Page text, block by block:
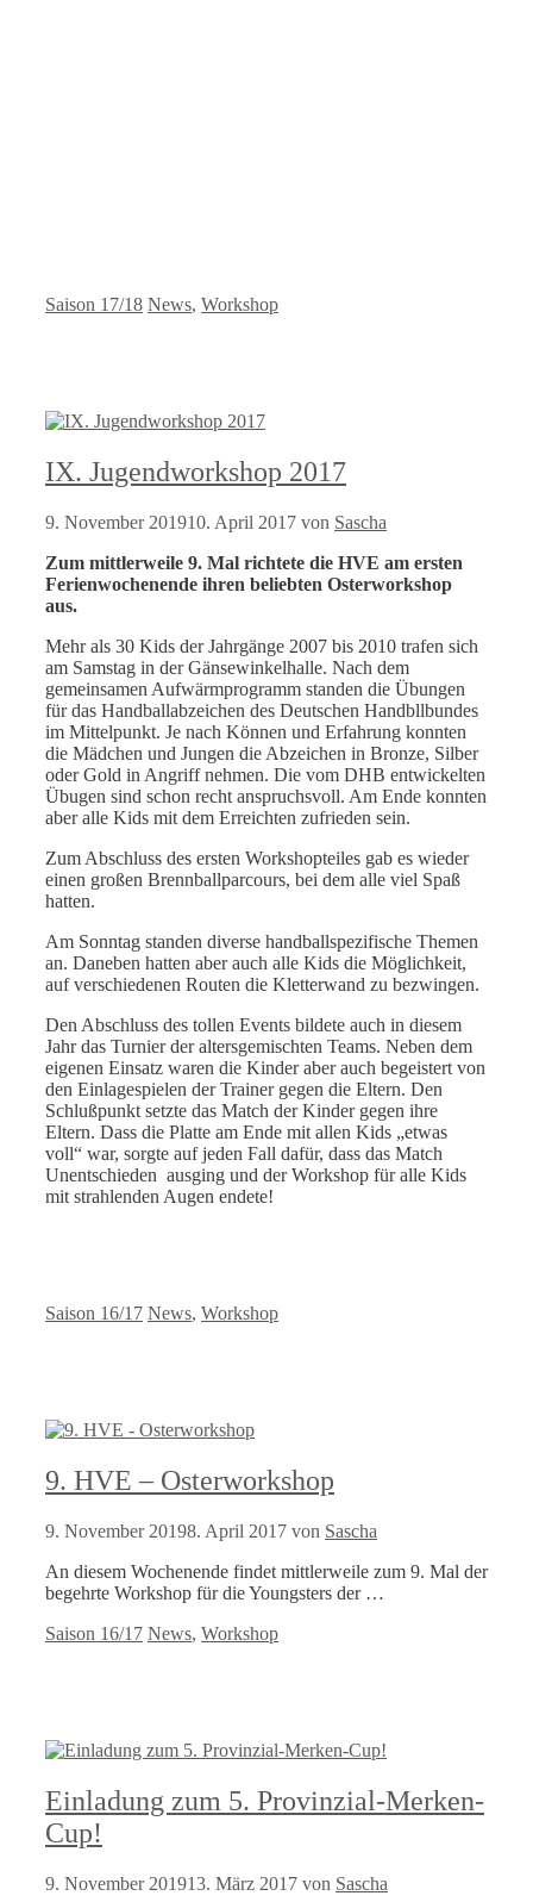
Kategorien
Saison 17/18 Schlagwörter
News, Workshop
IX. Jugendworkshop 2017
9. November 201910. April 2017 von Sascha
Zum mittlerweile 9. Mal richtete die HVE am ersten
Ferienwochenende ihren beliebten Osterworkshop
aus.
Mehr als 30 Kids der Jahrgänge 2007 bis 2010 trafen sich
am Samstag in der Gänsewinkelhalle. Nach dem
gemeinsamen Aufwärmprogramm standen die Übungen
für das Handballabzeichen des Deutschen Handbllbundes
im Mittelpunkt. Je nach Können und Erfahrung konnten
die Mädchen und Jungen die Abzeichen in Bronze, Silber
oder Gold in Angriff nehmen. Die vom DHB entwickelten
Übugen sind schon recht anspruchsvoll. Am Ende konnten
aber alle Kids mit dem Erreichten zufrieden sein.
Zum Abschluss des ersten Workshopteiles gab es wieder
einen großen Brennballparcours, bei dem alle viel Spaß
hatten.
Am Sonntag standen diverse handballspezifische Themen
an. Daneben hatten aber auch alle Kids die Möglichkeit,
auf verschiedenen Routen die Kletterwand zu bezwingen.
Den Abschluss des tollen Events bildete auch in diesem
Jahr das Turnier der altersgemischten Teams. Neben dem
eigenen Einsatz waren die Kinder aber auch begeistert von
den Einlagespielen der Trainer gegen die Eltern. Den
Schlußpunkt setzte das Match der Kinder gegen ihre
Eltern. Dass die Platte am Ende mit allen Kids „etwas
voll“ war, sorgte auf jeden Fall dafür, dass das Match
Unentschieden ausging und der Workshop für alle Kids
mit strahlenden Augen endete!
Kategorien
Saison 16/17 Schlagwörter
News, Workshop
9. HVE – Osterworkshop
9. November 20198. April 2017 von Sascha
An diesem Wochenende findet mittlerweile zum 9. Mal der
begehrte Workshop für die Youngsters der …
Kategorien
Saison 16/17 Schlagwörter
News, Workshop
Einladung zum 5. Provinzial-Merken-
Cup!
9. November 201913. März 2017 von Sascha